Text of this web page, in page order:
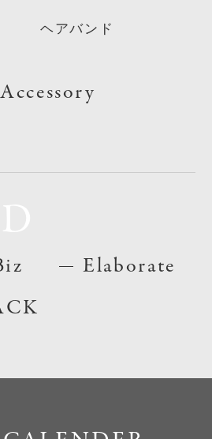
ヘアバンド
Elaborate